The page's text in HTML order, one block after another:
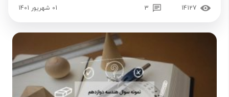
14127
3 01 شهریور 1401